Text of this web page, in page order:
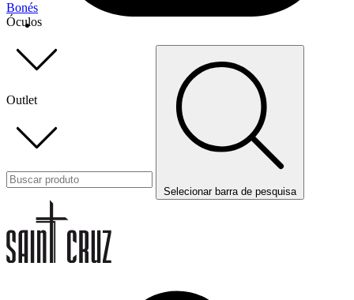
Bonés
Óculos
Outlet
Selecionar barra de pesquisa